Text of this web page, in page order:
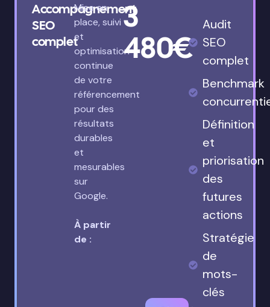
Accompagnement
SEO
complet
Mise en
place, suivi
et
optimisation
continue
de votre
référencement
pour des
résultats
durables
et
mesurables
sur
Google.
À partir
de :
3
480€
Audit
SEO
complet
Benchmark
Définition
et
priorisation
des
futures
actions
Stratégie
de
mots-
clés